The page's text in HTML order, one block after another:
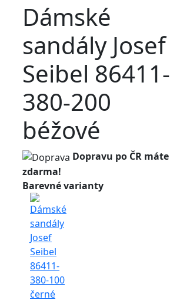
Dámské
sandály Josef
Seibel 86411-
380-200
béžové
Dopravu po ČR máte
zdarma!
Barevné varianty